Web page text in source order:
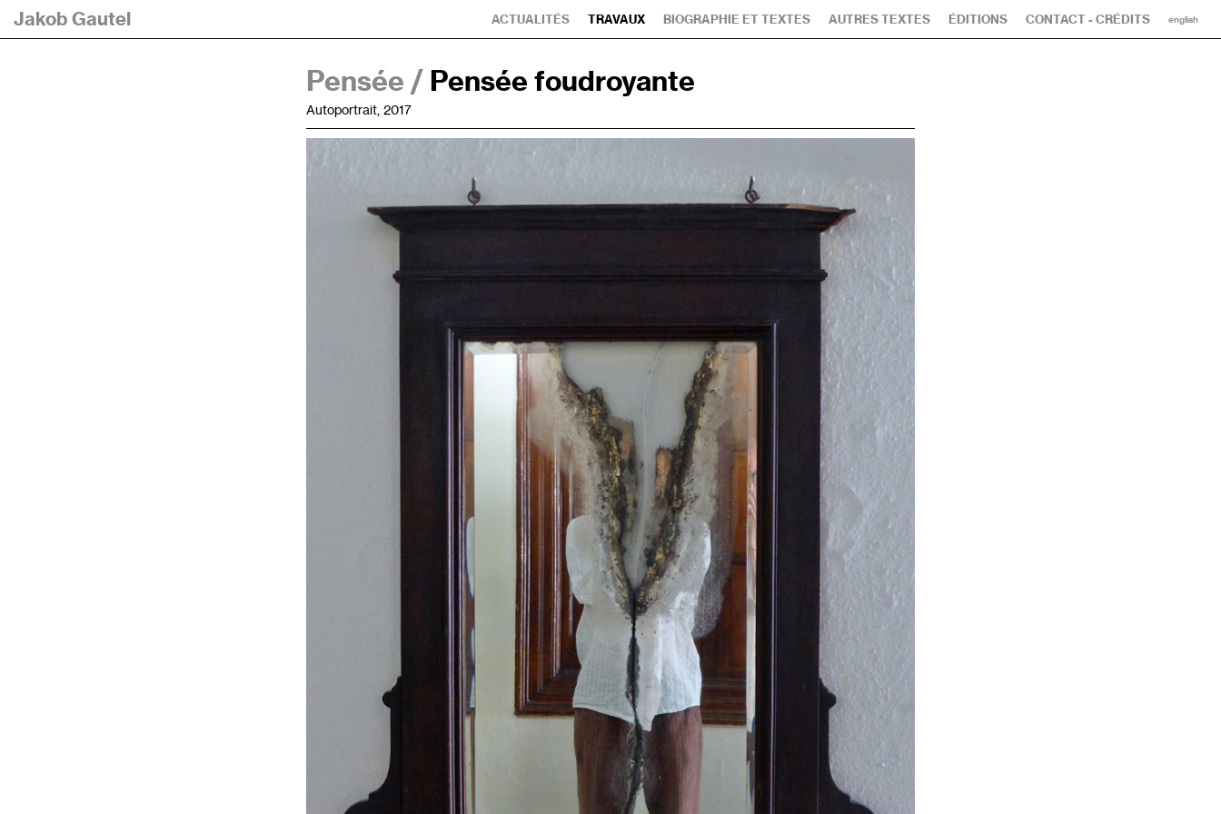
Jakob Gautel ACTUALITÉS TRAVAUX BIOGRAPHIE ET TEXTES AUTRES TEXTES ÉDITIONS CONTACT - CRÉDITS english
Pensée / Pensée foudroyante
Autoportrait, 2017